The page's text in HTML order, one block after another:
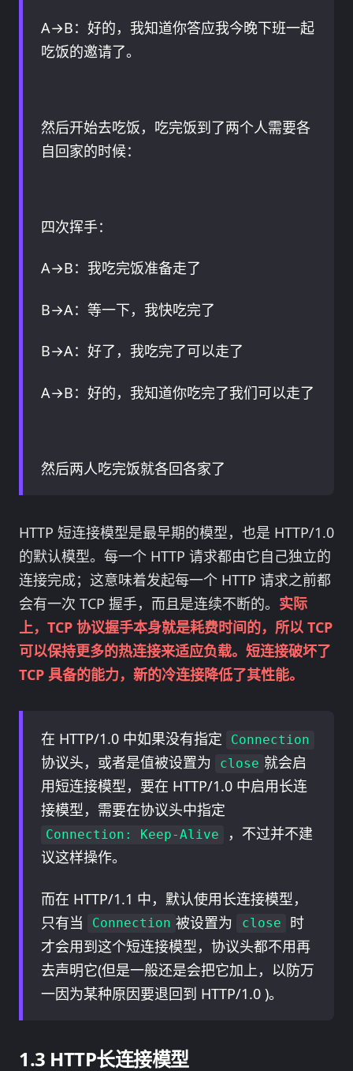
A→B：好的，我知道你答应我今晚下班一起
吃饭的邀请了。
然后开始去吃饭，吃完饭到了两个人需要各
自回家的时候：
四次挥手：
A→B：我吃完饭准备走了
B→A：等一下，我快吃完了
B→A：好了，我吃完了可以走了
A→B：好的，我知道你吃完了我们可以走了
然后两人吃完饭就各回各家了
HTTP 短连接模型是最早期的模型，也是 HTTP/1.0
的默认模型。每一个 HTTP 请求都由它自己独立的
连接完成；这意味着发起每一个 HTTP 请求之前都
会有一次 TCP 握手，而且是连续不断的。 实际
上，TCP 协议握手本身就是耗费时间的，所以 TCP
可以保持更多的热连接来适应负载。短连接破坏了
TCP 具备的能力，新的冷连接降低了其性能。
在 HTTP/1.0 中如果没有指定 Connection
协议头，或者是值被设置为 close 就会启
用短连接模型，要在 HTTP/1.0 中启用长连
接模型，需要在协议头中指定
Connection: Keep-Alive
，不过并不建
议这样操作。
而在 HTTP/1.1 中，默认使用长连接模型，
只有当
Connection 被设置为 close
时
才会用到这个短连接模型，协议头都不用再
去声明它(但是一般还是会把它加上，以防万
一因为某种原因要退回到 HTTP/1.0 )。
HTTP长连接模型